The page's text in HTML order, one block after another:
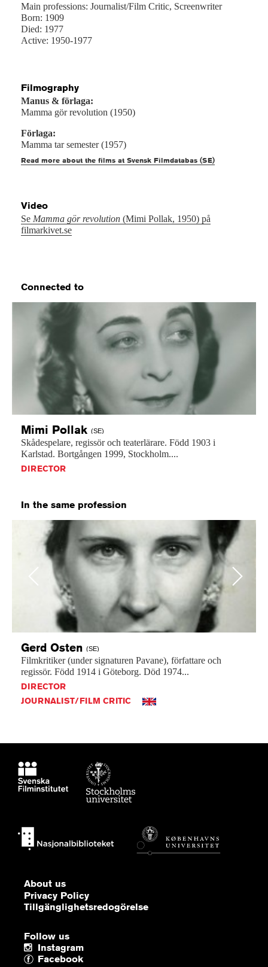
Main professions: Journalist/Film Critic, Screenwriter
Born: 1909
Died: 1977
Active: 1950-1977
Filmography
Manus & förlaga:
Mamma gör revolution (1950)
Förlaga:
Mamma tar semester (1957)
Read more about the films at Svensk Filmdatabas (SE)
Video
Se Mamma gör revolution (Mimi Pollak, 1950) på
filmarkivet.se
Connected to
Mimi Pollak (SE)
Skådespelare, regissör och teaterlärare. Född 1903 i
Karlstad. Bortgången 1999, Stockholm....
DIRECTOR
In the same profession
Gerd Osten (SE)
Filmkritiker (under signaturen Pavane), författare och
regissör. Född 1914 i Göteborg. Död 1974...
DIRECTOR
JOURNALIST/FILM CRITIC
Next
About us
Privacy Policy
Tillgänglighetsredogörelse
Follow us
Instagram
Facebook